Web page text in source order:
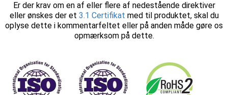
Er der krav om en af eller flere af nedestående direktiver
eller ønskes der et 3.1 Certifikat med til produktet, skal du
oplyse dette i kommentarfeltet eller på anden måde gøre os
opmærksom på dette.